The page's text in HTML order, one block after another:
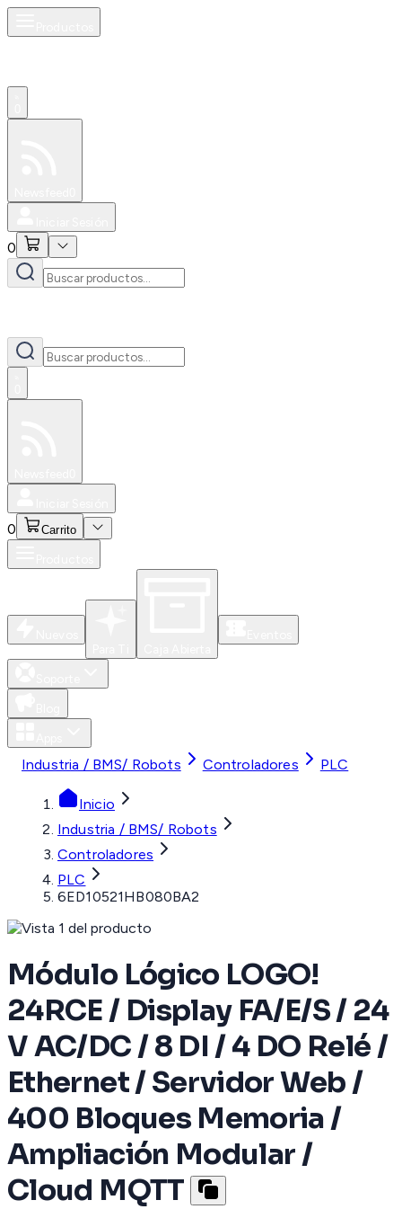
0
0 Carrito
Industria / BMS/ Robots Controladores PLC
Inicio
Industria / BMS/ Robots
Controladores
PLC
6ED10521HB080BA2
Módulo Lógico LOGO!
24RCE / Display FA/E/S / 24
V AC/DC / 8 DI / 4 DO Relé /
Ethernet / Servidor Web /
400 Bloques Memoria /
Ampliación Modular /
Cloud MQTT